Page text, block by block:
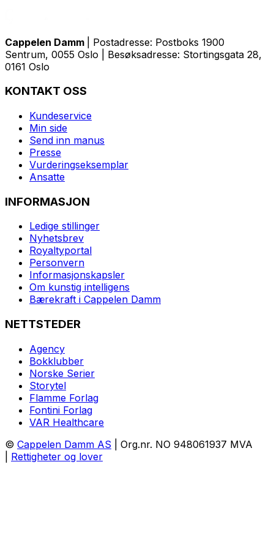
Cappelen Damm
| Postadresse: Postboks 1900
Sentrum, 0055 Oslo | Besøksadresse: Stortingsgata 28,
0161 Oslo
KONTAKT OSS
Kundeservice
Min side
Send inn manus
Presse
Vurderingseksemplar
Ansatte
INFORMASJON
Ledige stillinger
Nyhetsbrev
Royaltyportal
Personvern
Informasjonskapsler
Om kunstig intelligens
Bærekraft i Cappelen Damm
NETTSTEDER
Agency
Bokklubber
Norske Serier
Storytel
Flamme Forlag
Fontini Forlag
VAR Healthcare
© Cappelen Damm AS | Org.nr. NO 948061937 MVA
Rettigheter og lover